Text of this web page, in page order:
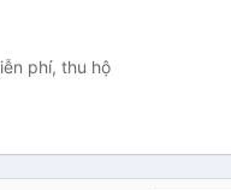
phí, thu hộ